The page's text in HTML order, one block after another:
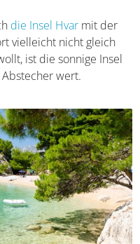
die Insel Hvarmit der
vielleicht nicht gleich
Abstecher wert.